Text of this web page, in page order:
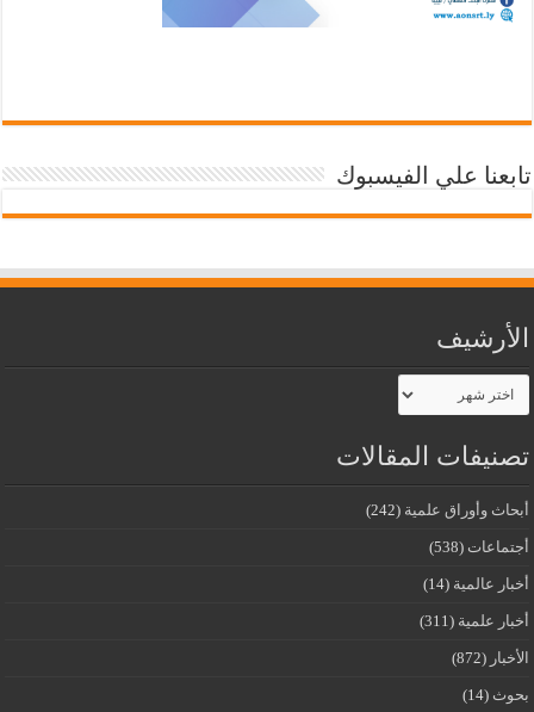
تابعنا علي الفيسبوك
الأرشيف
الأرشيف
تصنيفات المقالات
أبحاث وأوراق علمية (242)
أجتماعات (538)
أخبار عالمية (14)
أخبار علمية (311)
الأخبار (872)
بحوث (14)